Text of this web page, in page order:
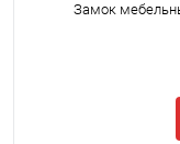
Замок